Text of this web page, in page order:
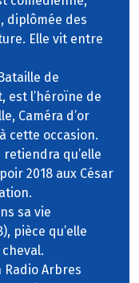
diplômée des
Elle vit entre
de
est l’héroïne de
Caméra d’or
cette occasion.
qu’elle
2018 aux César
sa vie
pièce qu’elle
Radio Arbres